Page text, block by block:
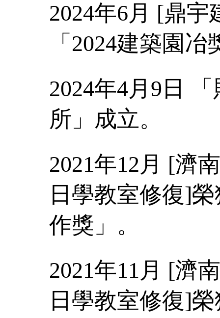
2024年6月 [鼎
「2024建築園冶
2024年4月9日
所」成立。
2021年12月 [濟
日學教室修復]
作獎」。
2021年11月 [濟
日學教室修復]